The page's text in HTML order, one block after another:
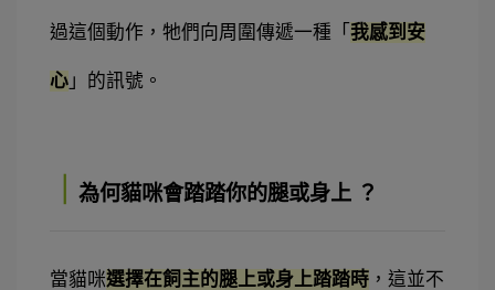
過這個動作，牠們向周圍傳遞一種「 我感到安
心 」的訊號。
為何貓咪會踏踏你的腿或身上 ？
當貓咪選擇在飼主的腿上或身上踏踏時 ，這並不